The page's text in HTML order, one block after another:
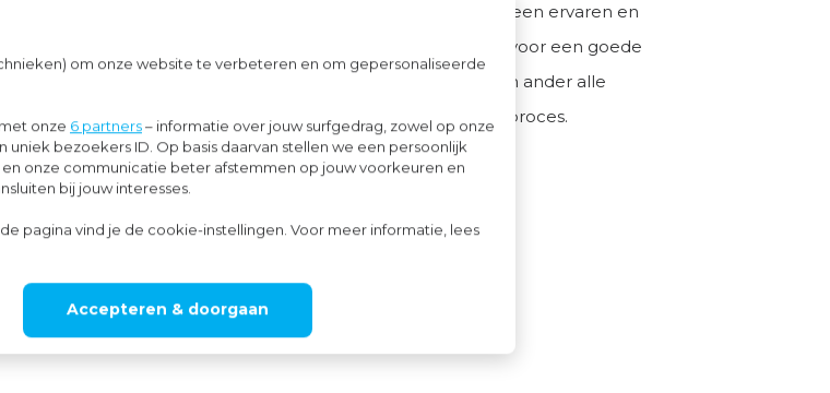
om onze website te verbeteren en om gepersonaliseerde
onze 6 partners– informatie over jouw surfgedrag, zowel op onze
uniek bezoekers ID. Op basis daarvan stellen we een persoonlijk
onze communicatie beter afstemmen op jouw voorkeuren en
bij jouw interesses.
pagina vind je de cookie-instellingen. Voor meer informatie, lees
Accepteren & doorgaan
Moore MKW Corporate Finance een ervaren en
deskundige partner. We zorgen voor een goede
afwikkeling en begrijpen als geen ander alle
belangen en emoties tijdens dit proces.